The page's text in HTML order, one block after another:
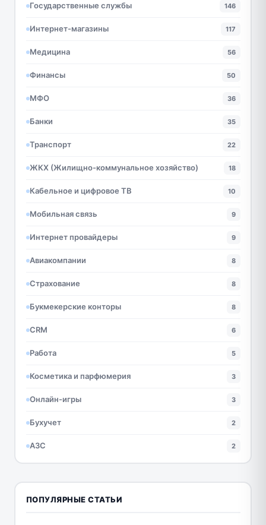
Государственные службы 146
Интернет-магазины 117
Медицина 56
Финансы 50
МФО 36
Банки 35
Транспорт 22
ЖКХ (Жилищно-коммунальное хозяйство) 18
Кабельное и цифровое ТВ 10
Мобильная связь 9
Интернет провайдеры 9
Авиакомпании 8
Страхование 8
Букмекерские конторы 8
CRM 6
Работа 5
Косметика и парфюмерия 3
Онлайн-игры 3
Бухучет 2
АЗС 2
ПОПУЛЯРНЫЕ СТАТЬИ